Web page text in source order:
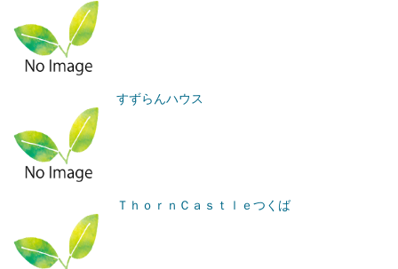
すずらんハウス
ＴｈｏｒｎＣａｓｔｌｅつくば